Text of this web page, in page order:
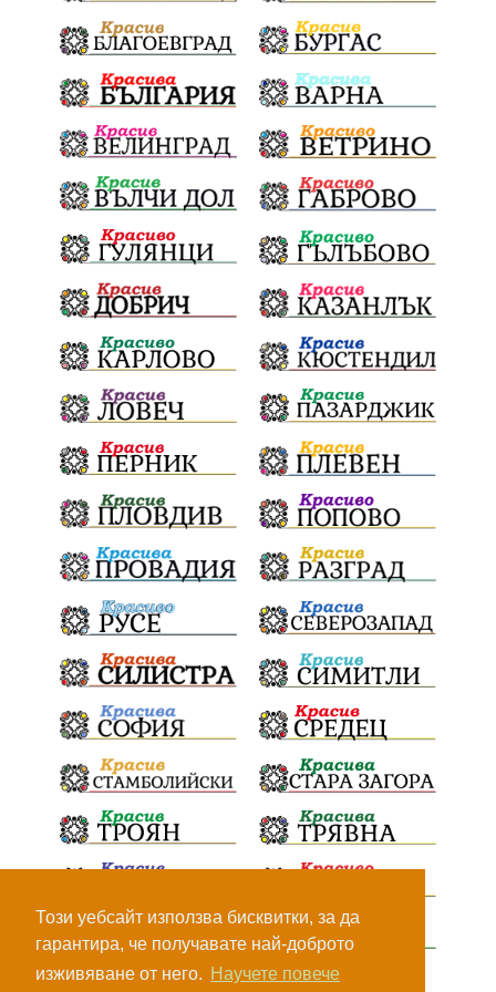
Този уебсайт използва бисквитки, за да
гарантира, че получавате най-доброто
изживяване от него. Научете повече
Отговорност БългарскиДух ОбщинскиСъвет
Полиграф ДетекторНаЛъжата МВР
ОбезпечителниМерки МестнаВласт Котел
СИК Ружица РайнаКнягиня
ВеселинОрешков Шофьори
НационаленШампион ОрлинОрлиновЕнчев
ВСС СъдебнаРеформа Шантаж
ПолитическиНатиск ЗаплахаЗаАрест
ПартияВеличие ЕкатеринаДафовска Тракия
ПТП Сливен КварталРечица Данъци
ПътнаИнфраструктура Асфалт
БрашноСтоименов ИстинскиХляб
БългарскоКачество Запис
ПолитическоЗадкулисие Микродрон
КомарДрон КитайскаТехнология
ВоенниТехнологии Наркотици
Демерджиев
НеНаНаркотиците РодителиГоворете